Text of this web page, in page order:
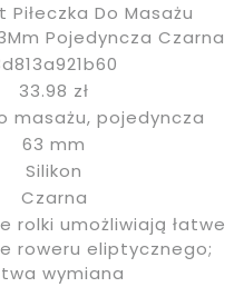
Piłeczka Do Masażu
Pojedyncza Czarna
33.98 zł
masażu, pojedyncza
63 mm
Silikon
Czarna
rolki umożliwiają łatwe
roweru eliptycznego;
wymiana